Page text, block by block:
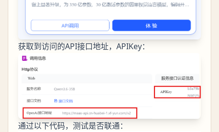
获取到访问的API接口地址，APIKey：
通过以下代码，测试是否联通：